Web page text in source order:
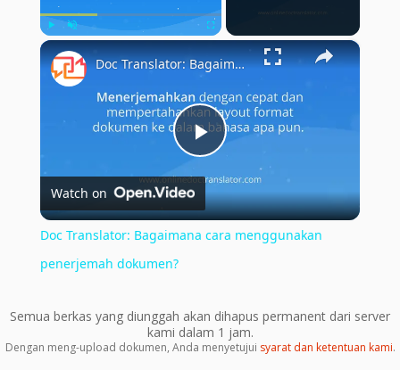
Play Unmute Fullscreen ×
Play
Video
Doc Translator: Bagaimana cara menggunakan penerjemah dokumen?
Watch on
Doc Translator: Bagaimana cara menggunakan
penerjemah dokumen?
Semua berkas yang diunggah akan dihapus permanent dari server
kami dalam 1 jam.
Dengan meng-upload dokumen, Anda menyetujui syarat dan ketentuan kami.